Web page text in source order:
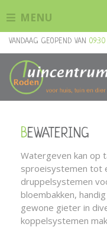
n
VANDAAG GEOPEND VAN 09:30
MENU
BEWATERING
Watergeven kan op
sproeisystemen tot
druppelsystemen
bloembakken,
gewone gieter in
koppelsystemen